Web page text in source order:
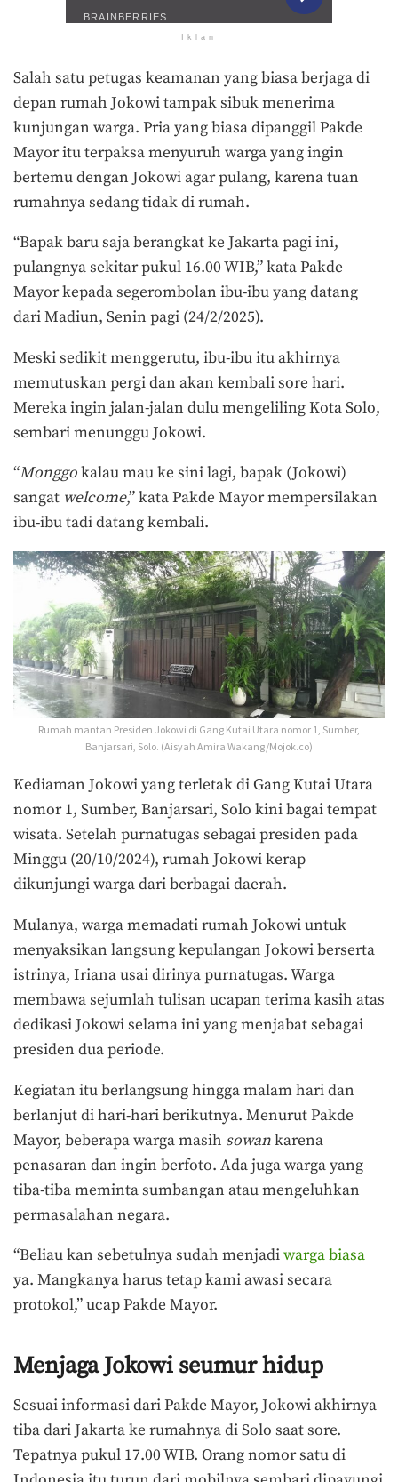
Iklan
Salah satu petugas keamanan yang biasa berjaga di
depan rumah Jokowi tampak sibuk menerima
kunjungan warga. Pria yang biasa dipanggil Pakde
Mayor itu terpaksa menyuruh warga yang ingin
bertemu dengan Jokowi agar pulang, karena tuan
rumahnya sedang tidak di rumah.
“Bapak baru saja berangkat ke Jakarta pagi ini,
pulangnya sekitar pukul 16.00 WIB,” kata Pakde
Mayor kepada segerombolan ibu-ibu yang datang
dari Madiun, Senin pagi (24/2/2025).
Meski sedikit menggerutu, ibu-ibu itu akhirnya
memutuskan pergi dan akan kembali sore hari.
Mereka ingin jalan-jalan dulu mengeliling Kota Solo,
sembari menunggu Jokowi.
“Monggokalau mau ke sini lagi, bapak (Jokowi)
sangat welcome,” kata Pakde Mayor mempersilakan
ibu-ibu tadi datang kembali.
Rumah mantan Presiden Jokowi di Gang Kutai Utara nomor 1, Sumber,
Banjarsari, Solo. (Aisyah Amira Wakang/Mojok.co)
Kediaman Jokowi yang terletak di Gang Kutai Utara
nomor 1, Sumber, Banjarsari, Solo kini bagai tempat
wisata. Setelah purnatugas sebagai presiden pada
Minggu (20/10/2024), rumah Jokowi kerap
dikunjungi warga dari berbagai daerah.
Mulanya, warga memadati rumah Jokowi untuk
menyaksikan langsung kepulangan Jokowi berserta
istrinya, Iriana usai dirinya purnatugas. Warga
membawa sejumlah tulisan ucapan terima kasih atas
dedikasi Jokowi selama ini yang menjabat sebagai
presiden dua periode.
Kegiatan itu berlangsung hingga malam hari dan
berlanjut di hari-hari berikutnya. Menurut Pakde
Mayor, beberapa warga masih sowankarena
penasaran dan ingin berfoto. Ada juga warga yang
tiba-tiba meminta sumbangan atau mengeluhkan
permasalahan negara.
“Beliau kan sebetulnya sudah menjadiwarga biasa
ya. Mangkanya harus tetap kami awasi secara
protokol,” ucap Pakde Mayor.
Menjaga Jokowi seumur hidup
Sesuai informasi dari Pakde Mayor, Jokowi akhirnya
tiba dari Jakarta ke rumahnya di Solo saat sore.
Tepatnya pukul 17.00 WIB. Orang nomor satu di